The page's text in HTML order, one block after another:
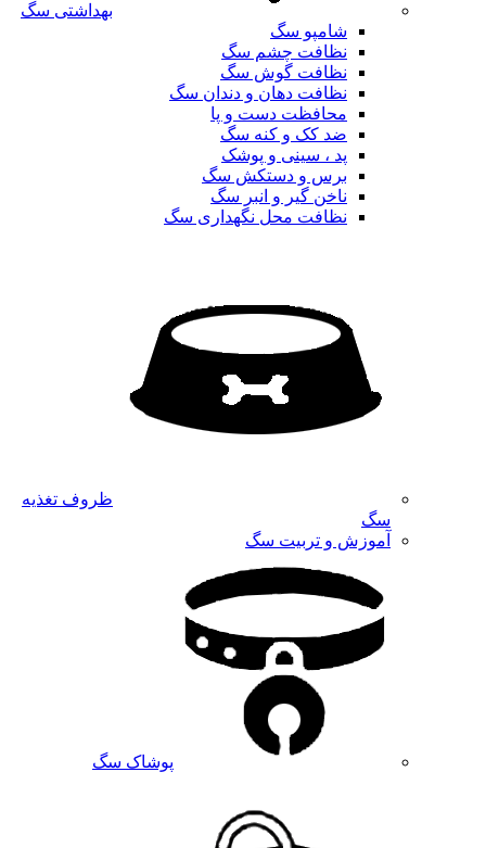
بهداشتی سگ
شامپو سگ
نظافت چشم سگ
نظافت گوش سگ
نظافت دهان و دندان سگ
محافظت دست و پا
ضد کک و کنه سگ
پد ، سینی و پوشک
برس و دستکش سگ
ناخن گیر و انبر سگ
نظافت محل نگهداری سگ
ظروف تغذیه
سگ
آموزش و تربیت سگ
پوشاک سگ